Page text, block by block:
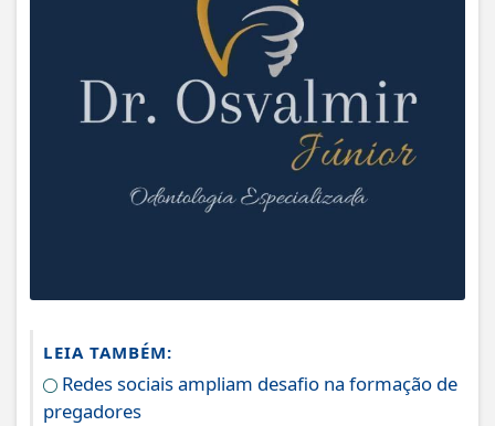
LEIA TAMBÉM:
Redes sociais ampliam desafio na formação de
pregadores